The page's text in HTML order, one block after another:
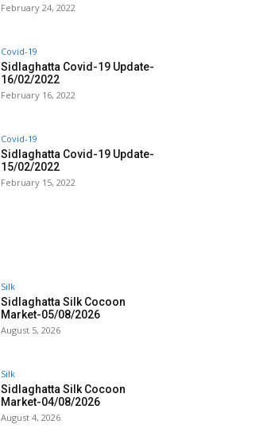
February 24, 2022
Covid-19
Sidlaghatta Covid-19 Update-
16/02/2022
February 16, 2022
Covid-19
Sidlaghatta Covid-19 Update-
15/02/2022
February 15, 2022
Silk
Sidlaghatta Silk Cocoon
Market-05/08/2026
August 5, 2026
Silk
Sidlaghatta Silk Cocoon
Market-04/08/2026
August 4, 2026